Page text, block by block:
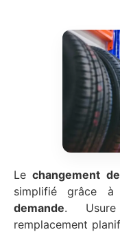
Lechangement
simplifié grâce à
demande. Usure
remplacement